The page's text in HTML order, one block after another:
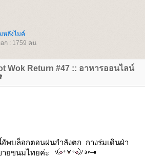
หลังไมค์
ก : 1759 คน
Wok Return #47 :: อาหารออนไลน์
พบล็อกตอนฝนกำลังตก กางร่มเดินฝ่า
ายขนมไทยค่ะ